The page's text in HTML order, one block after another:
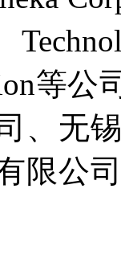
等公
、无
限公